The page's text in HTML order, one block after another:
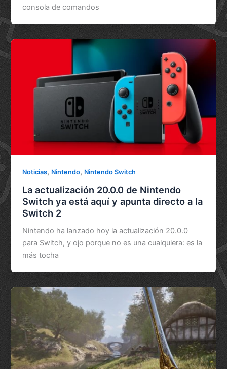
consola de comandos
Noticias, Nintendo, Nintendo Switch
La actualización 20.0.0 de Nintendo
Switch ya está aquí y apunta directo a la
Switch 2
Nintendo ha lanzado hoy la actualización 20.0.0
para Switch, y ojo porque no es una cualquiera: es la
más tocha